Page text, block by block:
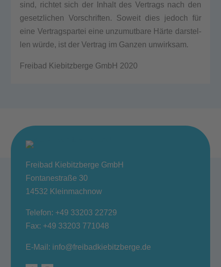
sind, rich­tet sich der Inhalt des Ver­trags nach den
gesetz­li­chen Vor­schrif­ten. Soweit dies jedoch für
eine Ver­trags­par­tei eine unzu­mut­ba­re Härte dar­stel­
len würde, ist der Ver­trag im Gan­zen unwirk­sam.
Frei­bad Kie­bitz­ber­ge GmbH 2020
Freibad Kiebitzberge GmbH
Fontanestraße 30
14532 Kleinmachnow
Telefon: +49 33203 22729
Fax: +49 33203 771048
E‑Mail: info@freibadkiebitzberge.de